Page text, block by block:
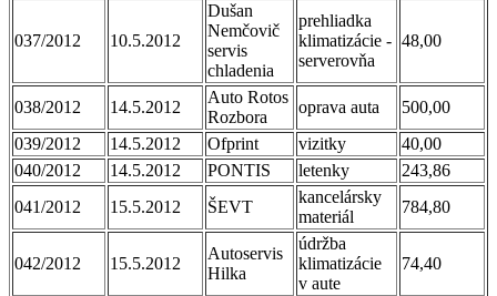
037/2012 10.5.2012
Dušan
Nemčovič
servis
chladenia
prehliadka
klimatizácie -
serverovňa
48,00
038/2012 14.5.2012
Auto Rotos
Rozbora
oprava auta
500,00
039/2012
14.5.2012 Ofprint vizitky
40,00
040/2012
14.5.2012 PONTIS letenky
243,86
041/2012
15.5.2012 ŠEVT
kancelársky
materiál
784,80
042/2012 15.5.2012
Autoservis
Hilka
údržba
klimatizácie
v aute
74,40